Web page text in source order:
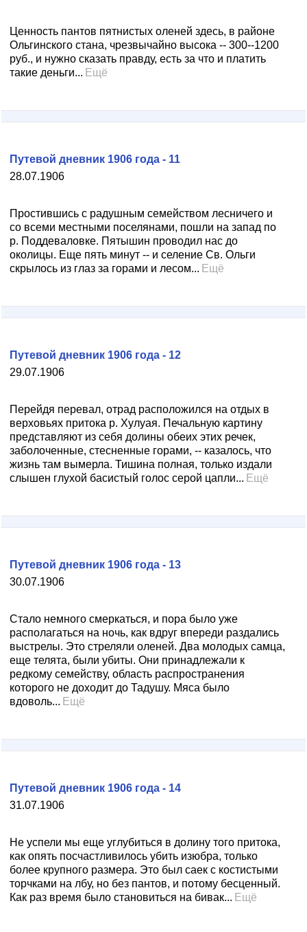
Ценность пантов пятнистых оленей здесь, в районе
Ольгинского стана, чрезвычайно высока -- 300--1200
руб., и нужно сказать правду, есть за что и платить
такие деньги... Ещё
28.07.1906
Путевой дневник 1906 года - 11
Простившись с радушным семейством лесничего и
со всеми местными поселянами, пошли на запад по
р. Поддеваловке. Пятышин проводил нас до
околицы. Еще пять минут -- и селение Св. Ольги
скрылось из глаз за горами и лесом... Ещё
29.07.1906
Путевой дневник 1906 года - 12
Перейдя перевал, отрад расположился на отдых в
верховьях притока р. Хулуая. Печальную картину
представляют из себя долины обеих этих речек,
заболоченные, стесненные горами, -- казалось, что
жизнь там вымерла. Тишина полная, только издали
слышен глухой басистый голос серой цапли... Ещё
30.07.1906
Путевой дневник 1906 года - 13
Стало немного смеркаться, и пора было уже
располагаться на ночь, как вдруг впереди раздались
выстрелы. Это стреляли оленей. Два молодых самца,
еще телята, были убиты. Они принадлежали к
редкому семейству, область распространения
которого не доходит до Тадушу. Мяса было
вдоволь... Ещё
31.07.1906
Путевой дневник 1906 года - 14
Не успели мы еще углубиться в долину того притока,
как опять посчастливилось убить изюбра, только
более крупного размера. Это был саек с костистыми
торчками на лбу, но без пантов, и потому бесценный.
Как раз время было становиться на бивак... Ещё